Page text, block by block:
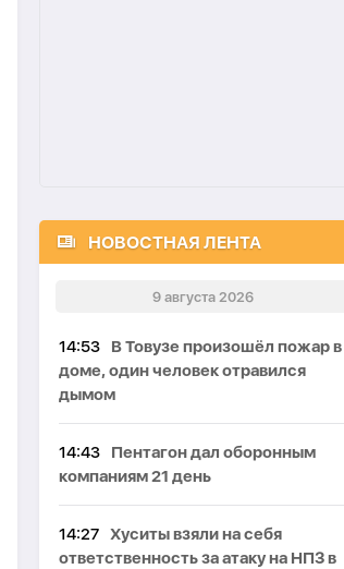
НОВОСТНАЯ ЛЕНТА
9 августа 2026
14:53
В Товузе произошёл пожар в
доме, один человек отравился
дымом
14:43
Пентагон дал оборонным
компаниям 21 день
14:27 Хуситы взяли на себя
ответственность за атаку на НПЗ в